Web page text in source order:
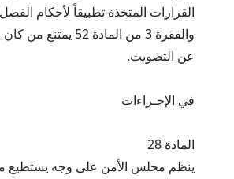
القرارات المتخذة تطبيقاً لأحكام
والفقرة 3 من المادة 52
عن التصويت.
في الإجـراءات
المادة 28
ينظم مجلس الأمن على وجه يستطيع